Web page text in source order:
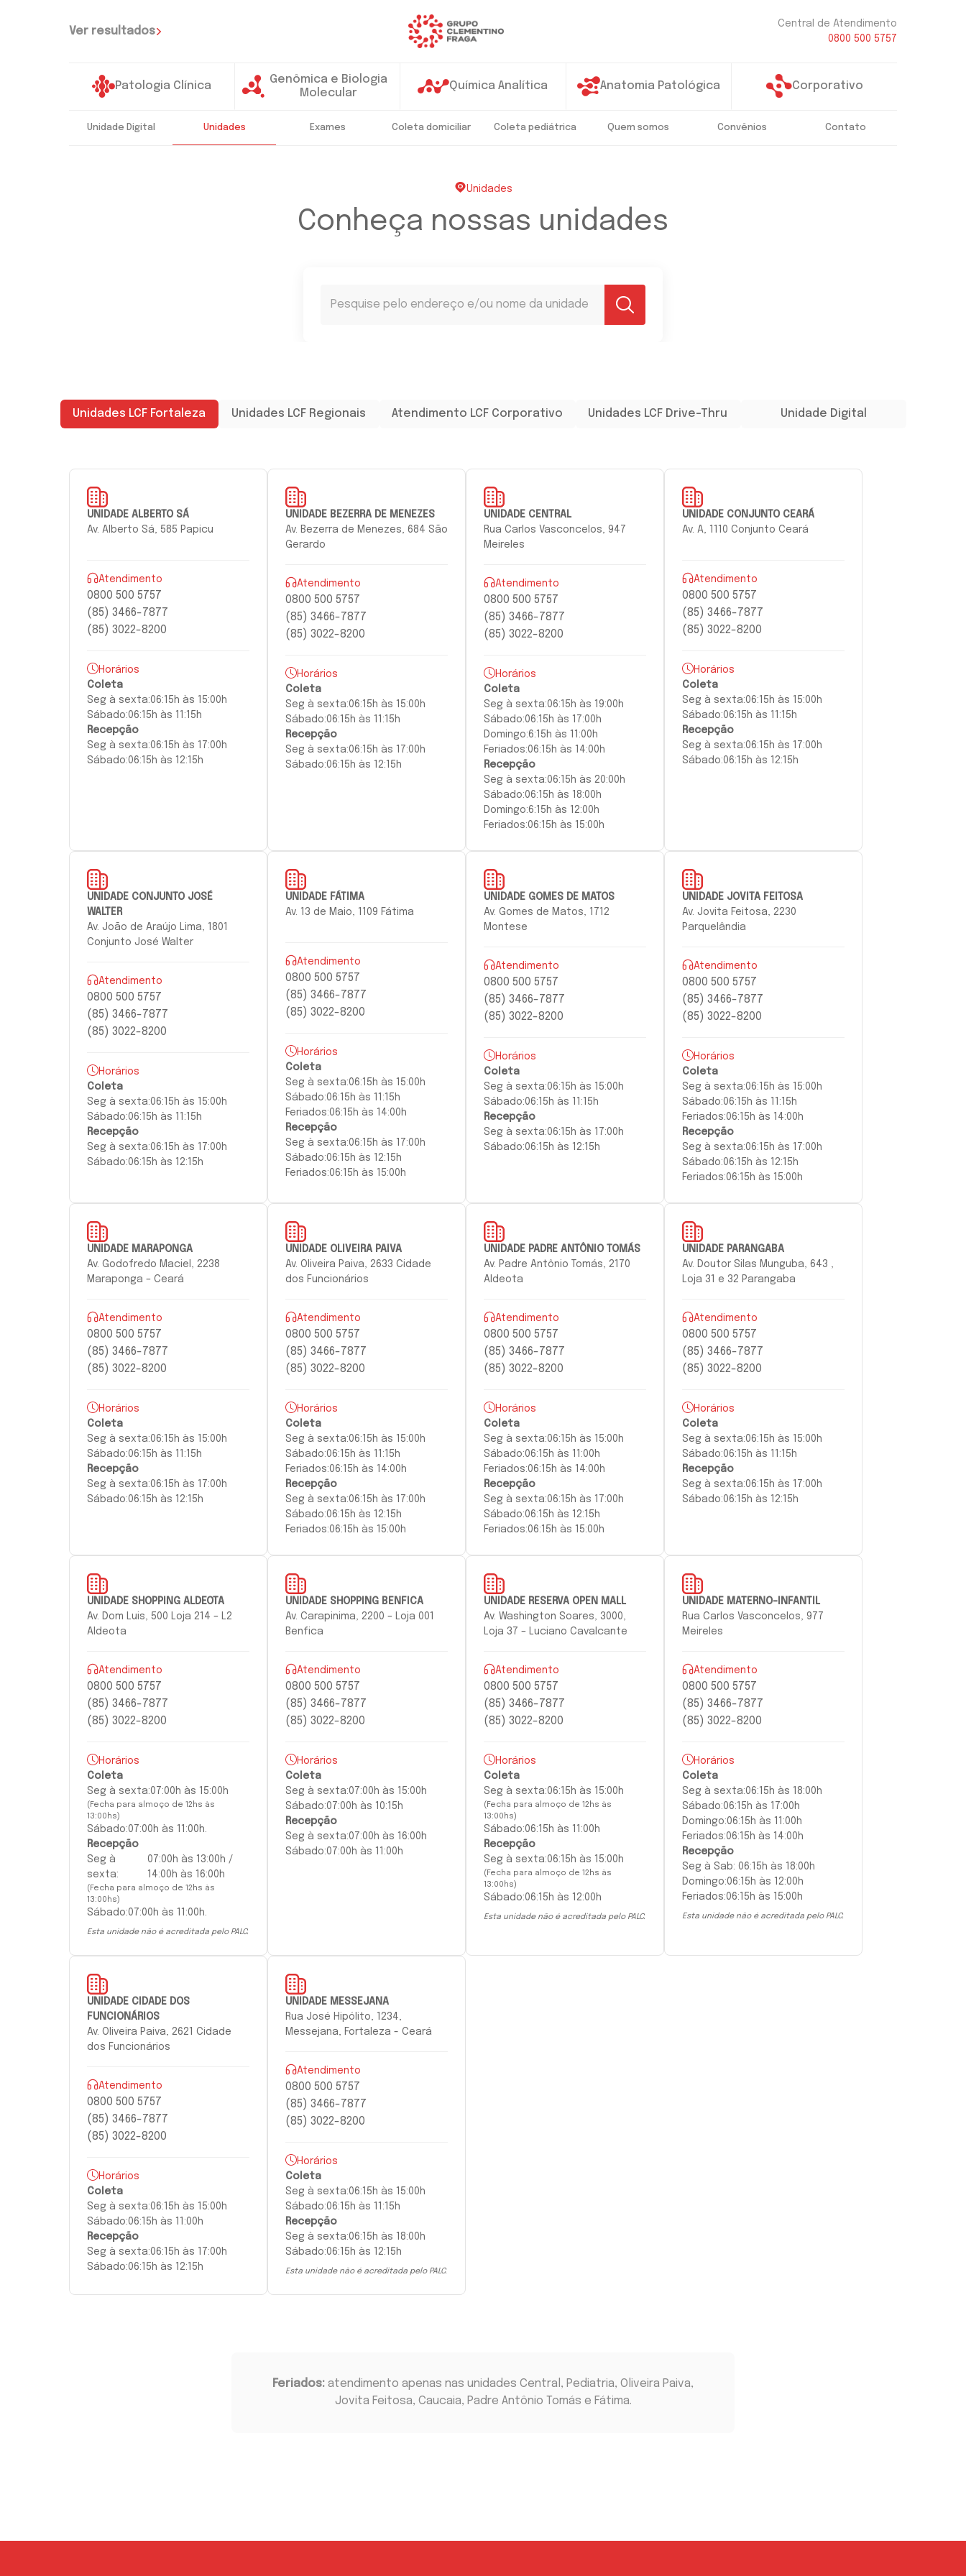
Ver resultados
Central de Atendimento
0800 500 5757
Patologia Clínica
Genômica e Biologia
Molecular
Química Analítica Anatomia Patológica Corporativo
Unidade Digital Unidades Exames Coleta domiciliar Coleta pediátrica Quem somos Convênios Contato
Unidades
Conheça nossas unidades
Unidades LCF Fortaleza Unidades LCF Regionais Atendimento LCF Corporativo Unidades LCF Drive-Thru Unidade Digital
UNIDADE ALBERTO SÁ
Av. Alberto Sá, 585 Papicu
Atendimento
0800 500 5757
(85) 3466-7877
(85) 3022-8200
Horários
Coleta
Seg à sexta:06:15h às 15:00h
Sábado:06:15h às 11:15h
Recepção
Seg à sexta:06:15h às 17:00h
Sábado:06:15h às 12:15h
UNIDADE BEZERRA DE MENEZES
Av. Bezerra de Menezes, 684 São
Gerardo
Atendimento
0800 500 5757
(85) 3466-7877
(85) 3022-8200
Horários
Coleta
Seg à sexta:06:15h às 15:00h
Sábado:06:15h às 11:15h
Recepção
Seg à sexta:06:15h às 17:00h
Sábado:06:15h às 12:15h
UNIDADE CENTRAL
Rua Carlos Vasconcelos, 947
Meireles
Atendimento
0800 500 5757
(85) 3466-7877
(85) 3022-8200
Horários
Coleta
Seg à sexta:06:15h às 19:00h
Sábado:06:15h às 17:00h
Domingo:6:15h às 11:00h
Feriados:06:15h às 14:00h
Recepção
Seg à sexta:06:15h às 20:00h
Sábado:06:15h às 18:00h
Domingo:6:15h às 12:00h
Feriados:06:15h às 15:00h
UNIDADE CONJUNTO CEARÁ
Av. A, 1110 Conjunto Ceará
Atendimento
0800 500 5757
(85) 3466-7877
(85) 3022-8200
Horários
Coleta
Seg à sexta:06:15h às 15:00h
Sábado:06:15h às 11:15h
Recepção
Seg à sexta:06:15h às 17:00h
Sábado:06:15h às 12:15h
UNIDADE CONJUNTO JOSÉ
WALTER
Av. João de Araújo Lima, 1801
Conjunto José Walter
Atendimento
0800 500 5757
(85) 3466-7877
(85) 3022-8200
Horários
Coleta
Seg à sexta:06:15h às 15:00h
Sábado:06:15h às 11:15h
Recepção
Seg à sexta:06:15h às 17:00h
Sábado:06:15h às 12:15h
UNIDADE FÁTIMA
Av. 13 de Maio, 1109 Fátima
Atendimento
0800 500 5757
(85) 3466-7877
(85) 3022-8200
Horários
Coleta
Seg à sexta:06:15h às 15:00h
Sábado:06:15h às 11:15h
Feriados:06:15h às 14:00h
Recepção
Seg à sexta:06:15h às 17:00h
Sábado:06:15h às 12:15h
Feriados:06:15h às 15:00h
UNIDADE GOMES DE MATOS
Av. Gomes de Matos, 1712
Montese
Atendimento
0800 500 5757
(85) 3466-7877
(85) 3022-8200
Horários
Coleta
Seg à sexta:06:15h às 15:00h
Sábado:06:15h às 11:15h
Recepção
Seg à sexta:06:15h às 17:00h
Sábado:06:15h às 12:15h
UNIDADE JOVITA FEITOSA
Av. Jovita Feitosa, 2230
Parquelândia
Atendimento
0800 500 5757
(85) 3466-7877
(85) 3022-8200
Horários
Coleta
Seg à sexta:06:15h às 15:00h
Sábado:06:15h às 11:15h
Feriados:06:15h às 14:00h
Recepção
Seg à sexta:06:15h às 17:00h
Sábado:06:15h às 12:15h
Feriados:06:15h às 15:00h
UNIDADE MARAPONGA
Av. Godofredo Maciel, 2238
Maraponga – Ceará
Atendimento
0800 500 5757
(85) 3466-7877
(85) 3022-8200
Horários
Coleta
Seg à sexta:06:15h às 15:00h
Sábado:06:15h às 11:15h
Recepção
Seg à sexta:06:15h às 17:00h
Sábado:06:15h às 12:15h
UNIDADE OLIVEIRA PAIVA
Av. Oliveira Paiva, 2633 Cidade
dos Funcionários
Atendimento
0800 500 5757
(85) 3466-7877
(85) 3022-8200
Horários
Coleta
Seg à sexta:06:15h às 15:00h
Sábado:06:15h às 11:15h
Feriados:06:15h às 14:00h
Recepção
Seg à sexta:06:15h às 17:00h
Sábado:06:15h às 12:15h
Feriados:06:15h às 15:00h
UNIDADE PADRE ANTÔNIO TOMÁS
Av. Padre Antônio Tomás, 2170
Aldeota
Atendimento
0800 500 5757
(85) 3466-7877
(85) 3022-8200
Horários
Coleta
Seg à sexta:06:15h às 15:00h
Sábado:06:15h às 11:00h
Feriados:06:15h às 14:00h
Recepção
Seg à sexta:06:15h às 17:00h
Sábado:06:15h às 12:15h
Feriados:06:15h às 15:00h
UNIDADE PARANGABA
Av. Doutor Silas Munguba, 643 ,
Loja 31 e 32 Parangaba
Atendimento
0800 500 5757
(85) 3466-7877
(85) 3022-8200
Horários
Coleta
Seg à sexta:06:15h às 15:00h
Sábado:06:15h às 11:15h
Recepção
Seg à sexta:06:15h às 17:00h
Sábado:06:15h às 12:15h
UNIDADE SHOPPING ALDEOTA
Av. Dom Luis, 500 Loja 214 – L2
Aldeota
Atendimento
0800 500 5757
(85) 3466-7877
(85) 3022-8200
Horários
Coleta
Seg à sexta:07:00h às 15:00h
(Fecha para almoço de 12hs às
13:00hs)
Sábado:07:00h às 11:00h.
Recepção
Seg à
sexta:
07:00h às 13:00h /
14:00h às 16:00h
(Fecha para almoço de 12hs às
13:00hs)
Sábado:07:00h às 11:00h.
Esta unidade não é acreditada pelo PALC.
UNIDADE SHOPPING BENFICA
Av. Carapinima, 2200 – Loja 001
Benfica
Atendimento
0800 500 5757
(85) 3466-7877
(85) 3022-8200
Horários
Coleta
Seg à sexta:07:00h às 15:00h
Sábado:07:00h às 10:15h
Recepção
Seg à sexta:07:00h às 16:00h
Sábado:07:00h às 11:00h
UNIDADE RESERVA OPEN MALL
Av. Washington Soares, 3000,
Loja 37 – Luciano Cavalcante
Atendimento
0800 500 5757
(85) 3466-7877
(85) 3022-8200
Horários
Coleta
Seg à sexta:06:15h às 15:00h
(Fecha para almoço de 12hs às
13:00hs)
Sábado:06:15h às 11:00h
Recepção
Seg à sexta:06:15h às 15:00h
(Fecha para almoço de 12hs às
13:00hs)
Sábado:06:15h às 12:00h
Esta unidade não é acreditada pelo PALC.
UNIDADE MATERNO-INFANTIL
Rua Carlos Vasconcelos, 977
Meireles
Atendimento
0800 500 5757
(85) 3466-7877
(85) 3022-8200
Horários
Coleta
Seg à sexta:06:15h às 18:00h
Sábado:06:15h às 17:00h
Domingo:06:15h às 11:00h
Feriados:06:15h às 14:00h
Recepção
Seg à Sab: 06:15h às 18:00h
Domingo:06:15h às 12:00h
Feriados:06:15h às 15:00h
Esta unidade não é acreditada pelo PALC.
UNIDADE CIDADE DOS
FUNCIONÁRIOS
Av. Oliveira Paiva, 2621 Cidade
dos Funcionários
Atendimento
0800 500 5757
(85) 3466-7877
(85) 3022-8200
Horários
Coleta
Seg à sexta:06:15h às 15:00h
Sábado:06:15h às 11:00h
Recepção
Seg à sexta:06:15h às 17:00h
Sábado:06:15h às 12:15h
UNIDADE MESSEJANA
Rua José Hipólito, 1234,
Messejana, Fortaleza - Ceará
Atendimento
0800 500 5757
(85) 3466-7877
(85) 3022-8200
Horários
Coleta
Seg à sexta:06:15h às 15:00h
Sábado:06:15h às 11:15h
Recepção
Seg à sexta:06:15h às 18:00h
Sábado:06:15h às 12:15h
Esta unidade não é acreditada pelo PALC.
Feriados: atendimento apenas nas unidades Central, Pediatria, Oliveira Paiva,
Jovita Feitosa, Caucaia, Padre Antônio Tomás e Fátima.